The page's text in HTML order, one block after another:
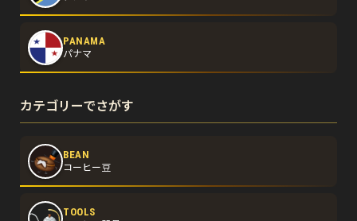
PANAMA
パナマ
カテゴリーでさがす
BEAN
コーヒー豆
TOOLS